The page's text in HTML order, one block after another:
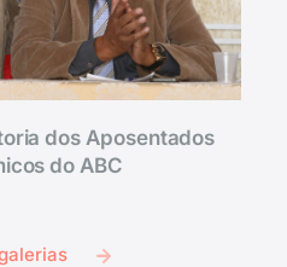
dos Aposentados
do ABC